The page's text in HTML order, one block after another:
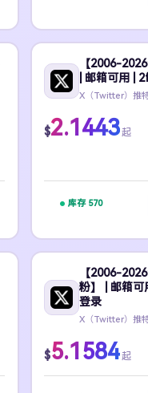
【2006-
| 邮箱可用 |
X（Twitter）推
$2.1443起
库存 570
【2006-
粉】 | 邮箱
登录
X（Twitter）推
$5.1584起